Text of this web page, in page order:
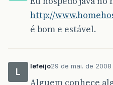
http://
é bom e estável.
L
lefeijo29 de mai. de 2008
Alguem conhece